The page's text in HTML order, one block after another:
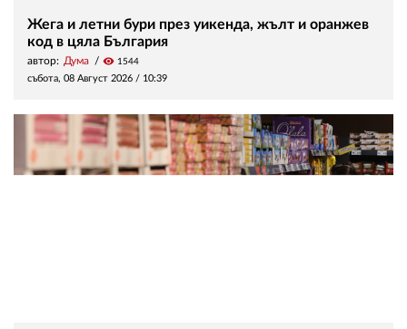
Жега и летни бури през уикенда, жълт и оранжев
код в цяла България
автор: Дума visibility 1544
събота, 08 Август 2026 / 10:39